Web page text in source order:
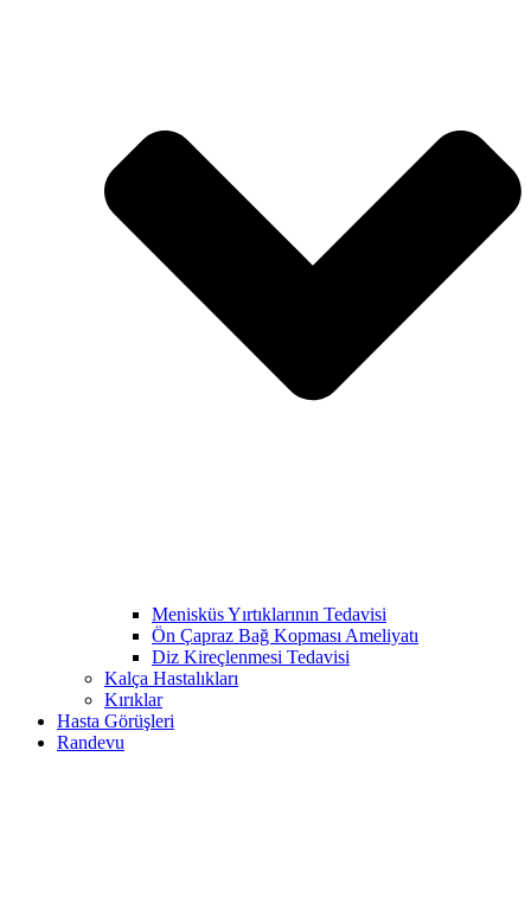
Menisküs Yırtıklarının Tedavisi
Ön Çapraz Bağ Kopması Ameliyatı
Diz Kireçlenmesi Tedavisi
Kalça Hastalıkları
Kırıklar
Hasta Görüşleri
Randevu